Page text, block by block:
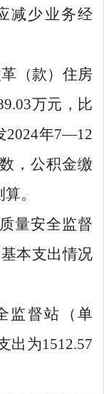
减少业务经
（款）住房
万元，比
2024年7—12
，公积金缴
。
量安全监督
本支出情况
监督站（单
出为1512.57